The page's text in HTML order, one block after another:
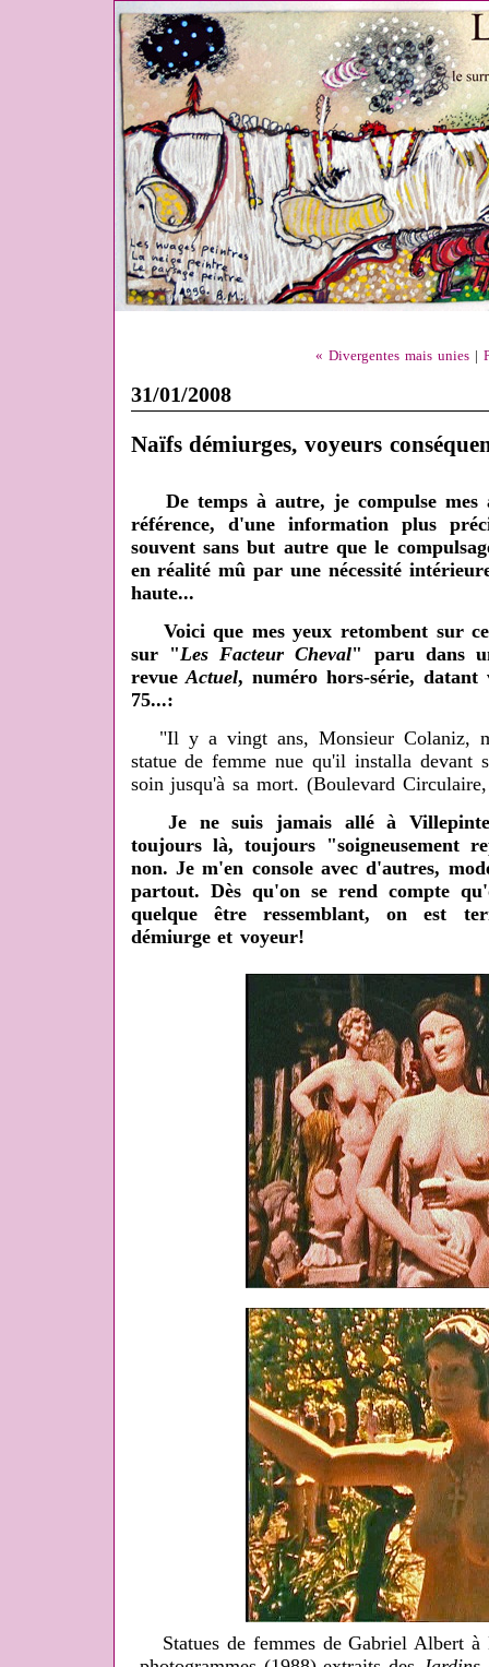
« Divergentes mais unies|
31/01/2008
Naïfs démiurges, voyeurs
De temps à autre, je compulse mes
référence, d'une information plus
souvent sans but autre que le
en réalité mû par une nécessité
haute...
Voici que mes yeux retombent sur
sur "Les Facteur Cheval" paru dans
revueActuel, numéro hors-série, datant
75...:
"Il y a vingt ans, Monsieur Colaniz,
statue de femme nue qu'il installa devant
soin jusqu'à sa mort. (Boulevard
Je ne suis jamais allé à
toujours là, toujours "soigneusement
non. Je m'en console avec d'autres,
partout. Dès qu'on se rend compte
quelque être ressemblant, on est
démiurge et voyeur!
Statues de femmes de Gabriel Albert